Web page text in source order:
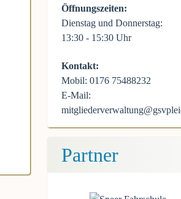
Öffnungszeiten:
Dienstag und Donnerstag:
13:30 - 15:30 Uhr
Kontakt:
Mobil: 0176 75488232
E-Mail:
Partner